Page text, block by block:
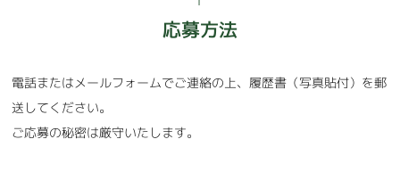
応募方法
電話またはメールフォームでご連絡の上、履歴書（写真貼付）を郵
送してください。
ご応募の秘密は厳守いたします。